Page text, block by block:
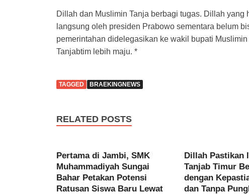
Dillah dan Muslimin Tanja berbagi tugas. Dillah
langsung oleh presiden Prabowo sementara belum
pemerintahan didelegasikan ke wakil bupati
Tanjabtim lebih maju. *
TAGGED BRAEKINGNEWS
RELATED POSTS
Pertama di Jambi, SMK
Muhammadiyah Sungai
Bahar Petakan Potensi
Ratusan Siswa Baru Lewat
Dillah Pastikan
Tanjab Timur
dengan
dan Tanpa